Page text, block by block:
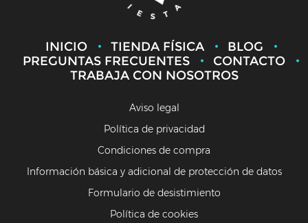
INICIO TIENDA FÍSICA
BLOG
PREGUNTAS FRECUENTES
CONTACTO
TRABAJA CON NOSOTROS
Aviso legal
Política de privacidad
Condiciones de compra
Información básica y adicional de protección de datos
Formulario de desistimiento
Política de cookies